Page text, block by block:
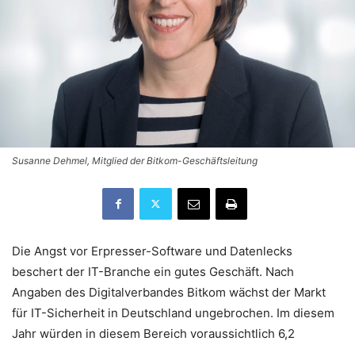
Susanne Dehmel, Mitglied der Bitkom-Geschäftsleitung
Die Angst vor Erpresser-Software und Datenlecks
beschert der IT-Branche ein gutes Geschäft. Nach
Angaben des Digitalverbandes Bitkom wächst der Markt
für IT-Sicherheit in Deutschland ungebrochen. Im diesem
Jahr würden in diesem Bereich voraussichtlich 6,2